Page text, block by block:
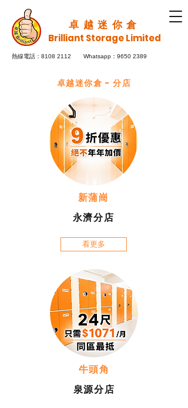
卓越迷你倉
Brilliant Storage Limited
熱線電話： 8108 2112 Whatsapp：9650 2389
卓越迷你倉 - 分店
新蒲崗
永濟分店
看更多
牛頭角
泉源分店